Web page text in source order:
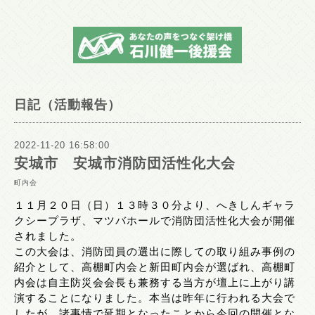
日記（活動報告）
2022-11-20 16:58:00
安城市 安城市消防団活性化大会
町内会
１１月２０日（日）１３時３０分より、へきしんギャラ
クシープラザ、マツバホールで消防団活性化大会が開催
されました。
この大会は、消防団員の選出に際しての取り組み事例の
紹介として、高棚町内会と新田町内会が選ばれ、高棚町
内会は自主防災会会長も兼務する当方が壇上に上がり講
演することになりました。本当は昨年に行われる大会で